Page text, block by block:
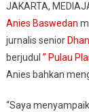
JAKARTA,
Anies Baswedan
jurnalis senior
berjudul ” Pulau
Anies bahkan
“Saya